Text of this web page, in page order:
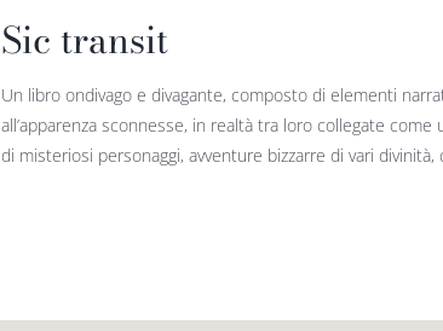
Sic transit
Un libro ondivago e divagante, composto di elementi
all’apparenza sconnesse, in realtà tra loro collegate
di misteriosi personaggi, avventure bizzarre di vari